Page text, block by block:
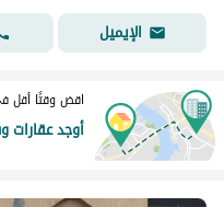
الإيميل
اقض وقتًا أقل
أوجد عقارات